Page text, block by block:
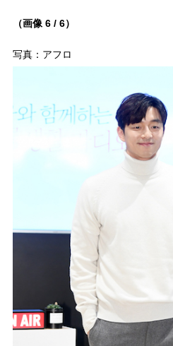
（画像 6 / 6）
写真：アフロ